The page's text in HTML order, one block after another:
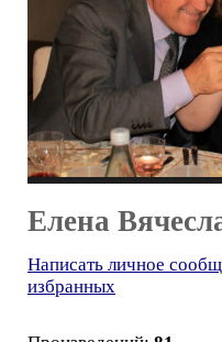
Елена
Написать личное
избранных